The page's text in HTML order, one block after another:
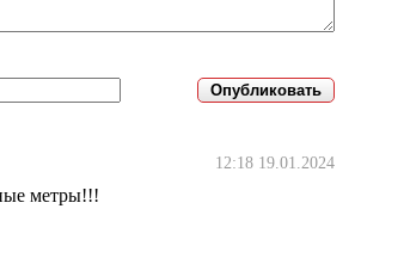
12:18 19.01.2024
метры!!!